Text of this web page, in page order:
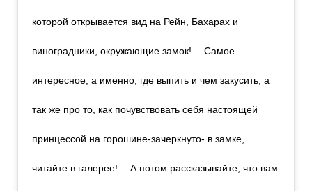
которой открывается вид на Рейн, Бахарах и
виноградники, окружающие замок! ⠀ Самое
интересное, а именно, где выпить и чем закусить, а
так же про то, как почувствовать себя настоящей
принцессой на горошине-зачеркнуто- в замке,
читайте в галерее! ⠀ А потом рассказывайте, что вам